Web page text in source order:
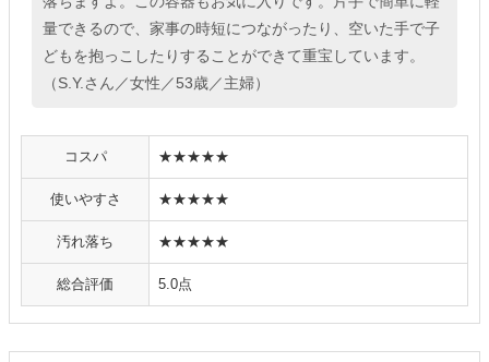
量できるので、家事の時短につながったり、空いた手で子
どもを抱っこしたりすることができて重宝しています。
（S.Y.さん／女性／53歳／主婦）
コスパ ★★★★★
使いやすさ ★★★★★
汚れ落ち ★★★★★
総合評価 5.0点